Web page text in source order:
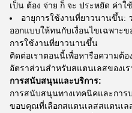
เป็น ต้อง จ่าย ก็ จะ ประหยัด ค่าใ
อายุการใช้งานที่ยาวนานขึ้น:
ออกแบบให้ทนกับเงื่อนไขเฉพาะ
การใช้งานที่ยาวนานขึ้น
ติดต่อเราตอนนี้เพื่อหารือความต้
อัตราส่วนสําหรับสแตนเลสของเ
การสนับสนุนและบริการ:
การสนับสนุนทางเทคนิคและกา
ขอบคุณที่เลือกสแตนเลสสแตนเล